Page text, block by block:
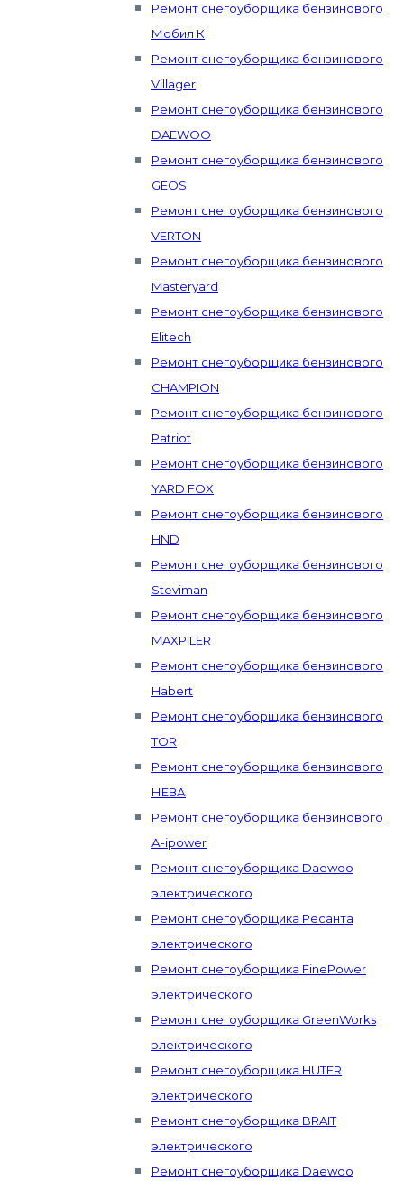
Ремонт снегоуборщика бензинового
Мобил К
Ремонт снегоуборщика бензинового
Villager
Ремонт снегоуборщика бензинового
DAEWOO
Ремонт снегоуборщика бензинового
GEOS
Ремонт снегоуборщика бензинового
VERTON
Ремонт снегоуборщика бензинового
Masteryard
Ремонт снегоуборщика бензинового
Elitech
Ремонт снегоуборщика бензинового
CHAMPION
Ремонт снегоуборщика бензинового
Patriot
Ремонт снегоуборщика бензинового
YARD FOX
Ремонт снегоуборщика бензинового
HND
Ремонт снегоуборщика бензинового
Steviman
Ремонт снегоуборщика бензинового
MAXPILER
Ремонт снегоуборщика бензинового
Habert
Ремонт снегоуборщика бензинового
TOR
Ремонт снегоуборщика бензинового
НЕВА
Ремонт снегоуборщика бензинового
А-ipower
Ремонт снегоуборщика Daewoo
электрического
Ремонт снегоуборщика Ресанта
электрического
Ремонт снегоуборщика FinePower
электрического
Ремонт снегоуборщика GreenWorks
электрического
Ремонт снегоуборщика HUTER
электрического
Ремонт снегоуборщика BRAIT
электрического
Ремонт снегоуборщика Daewoo